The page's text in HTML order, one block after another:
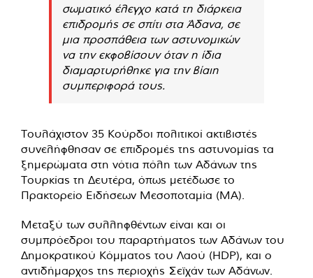
σωματικό έλεγχο κατά τη διάρκεια
επιδρομής σε σπίτι στα Άδανα, σε
μια προσπάθεια των αστυνομικών
να την εκφοβίσουν όταν η ίδια
διαμαρτυρήθηκε για την βίαιη
συμπεριφορά τους.
Τουλάχιστον 35 Κούρδοι πολιτικοί ακτιβιστές
συνελήφθησαν σε επιδρομές της αστυνομίας τα
ξημερώματα στη νότια πόλη των Αδάνων της
Τουρκίας τη Δευτέρα, όπως μετέδωσε το
Πρακτορείο Ειδήσεων Μεσοποταμία (MA).
Μεταξύ των συλληφθέντων είναι και οι
συμπρόεδροι του παραρτήματος των Αδάνων του
Δημοκρατικού Κόμματος του Λαού (HDP), και ο
αντιδήμαρχος της περιοχής Σεϊχάν των Αδάνων.